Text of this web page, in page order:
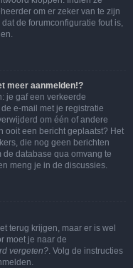
om er zeker van te zijn
de forumconfiguratie fout is,
meer aanmelden!?
je gaf een verkeerde
e-mail met je registratie
om één of andere
ooit een bericht geplaatst? Het
die nog geen berichten
database qua omvang te
meng je in de discussies.
terug krijgen, maar er is wel
moet je naar de
vergeten?. Volg de instructies